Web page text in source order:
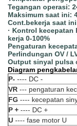
Tegangan operasi:
Maksimum saat ini:
Cont.bekerja saat
· Kontrol kecepatan
kerja 0-100%
Pengaturan
Perlindungan OV /
Output sinyal pulsa
Diagram
P- ---- DC -
VR --- pengaturan
FG ---- kecepatan
P + ---- DC +
U ---- fase motor U